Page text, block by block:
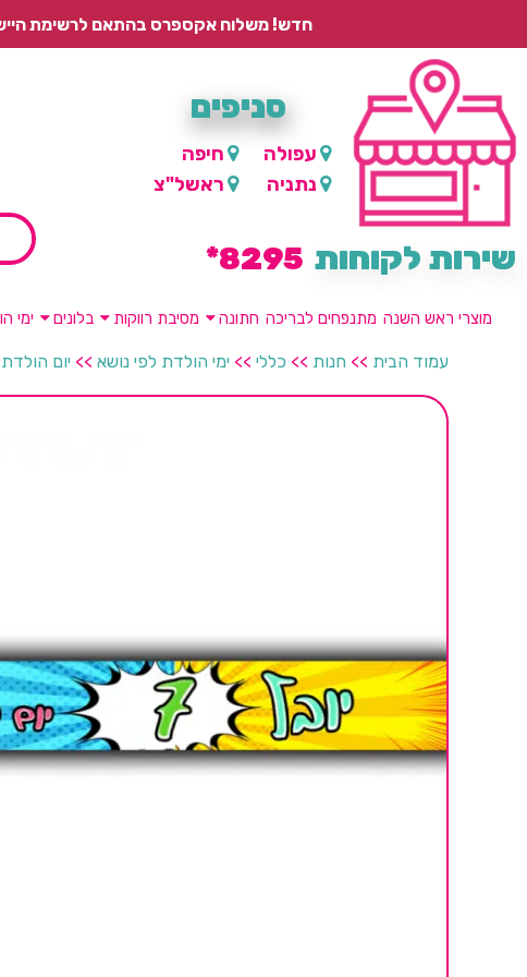
חדש! משלוח אקספרס בהתאם לרשימת היישובים – עד 2 ימי עסקים, ועד 4 ימי עסקים למוצרים ממותגים. משלוח רגיל
סניפים
עפולה
חיפה
נתניה
ראשל"צ
שירות לקוחות 8295*
מוצרי ראש השנה מתנפחים לבריכה חתונה מסיבת רווקות בלונים ימי
עמוד הבית >> חנות >> כללי >> ימי הולדת לפי נושא >> יום הולדת